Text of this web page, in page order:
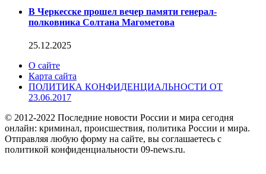
В Черкесске прошел вечер памяти генерал-
полковника Солтана Магометова
25.12.2025
О сайте
Карта сайта
ПОЛИТИКА КОНФИДЕНЦИАЛЬНОСТИ ОТ
23.06.2017
© 2012-2022 Последние новости России и мира сегодня
онлайн: криминал, происшествия, политика России и мира.
Отправляя любую форму на сайте, вы соглашаетесь с
политикой конфиденциальности 09-news.ru.